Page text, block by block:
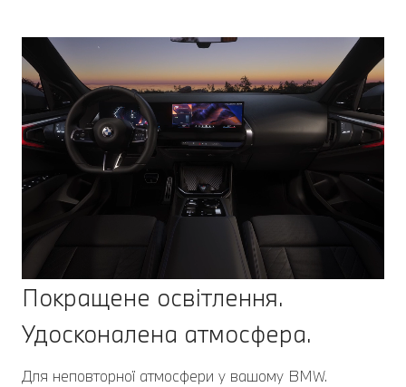
Покращене освітлення.
Удосконалена атмосфера.
Для неповторної атмосфери у вашому BMW.